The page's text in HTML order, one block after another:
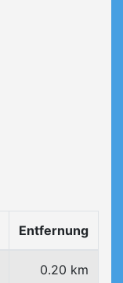
Entfernung
0.20 km